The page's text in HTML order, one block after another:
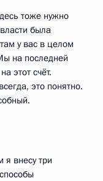
тоже нужно
была
у вас в целом
на последней
этот счёт.
это понятно.
я внесу три